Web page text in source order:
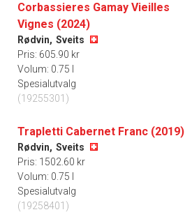
Corbassieres Gamay Vieilles
Vignes (2024)
Rødvin, Sveits
Pris: 605.90 kr
Volum: 0.75 l
Spesialutvalg
(19255301)
Trapletti Cabernet Franc (2019)
Rødvin, Sveits
Pris: 1502.60 kr
Volum: 0.75 l
Spesialutvalg
(19258401)